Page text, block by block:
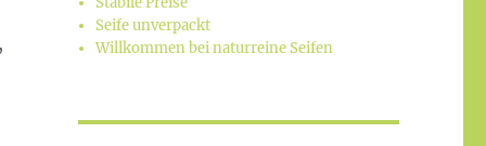
Seife unverpackt
Willkommen bei naturreine Seifen